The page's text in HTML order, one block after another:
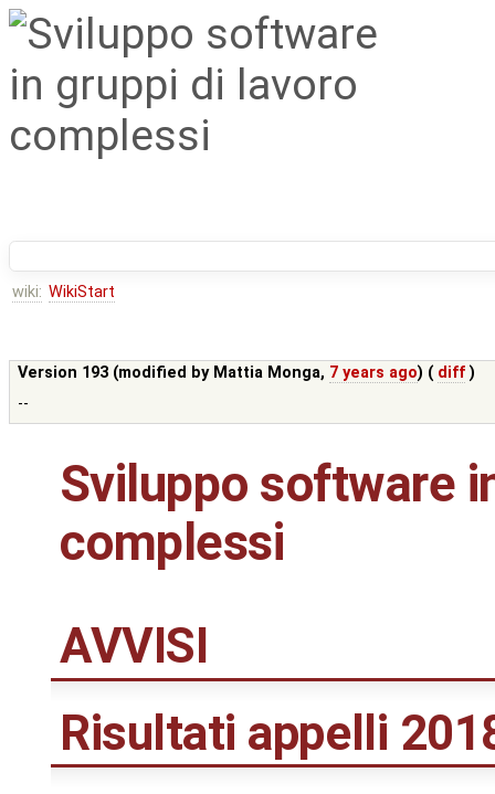
wiki: WikiStart
Version 193 (modified by Mattia Monga, 7 years ago) ( diff )
--
Sviluppo software
complessi
AVVISI
Risultati appelli